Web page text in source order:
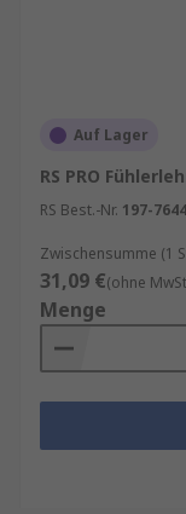
Auf Lager
RS PRO
RS Best.-Nr. 197-7644
Zwischensumme (1
31,09 €(ohne
Menge